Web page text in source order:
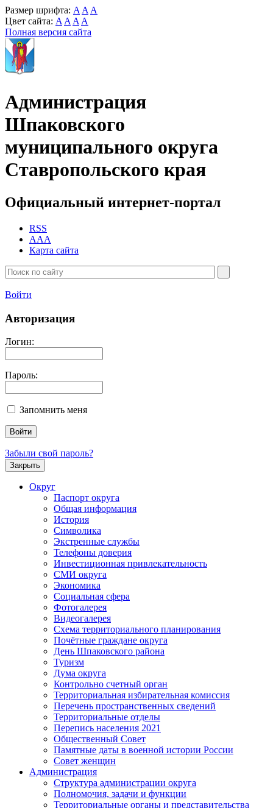
Размер шрифта: A A A
Цвет сайта: A A A A
Полная версия сайта
Администрация
Шпаковского
муниципального округа
Ставропольского края
Официальный интернет-портал
RSS
AAA
Карта сайта
Войти
Авторизация
Логин:
Пароль:
Запомнить меня
Забыли свой пароль?
Закрыть
Округ
Паспорт округа
Общая информация
История
Символика
Экстренные службы
Телефоны доверия
Инвестиционная привлекательность
СМИ округа
Экономика
Социальная сфера
Фотогалерея
Видеогалерея
Схема территориального планирования
Почётные граждане округа
День Шпаковского района
Туризм
Дума округа
Контрольно счетный орган
Территориальная избирательная комиссия
Перечень пространственных сведений
Территориальные отделы
Перепись населения 2021
Общественный Совет
Памятные даты в военной истории России
Совет женщин
Администрация
Структура администрации округа
Полномочия, задачи и функции
Территориальные органы и представительства